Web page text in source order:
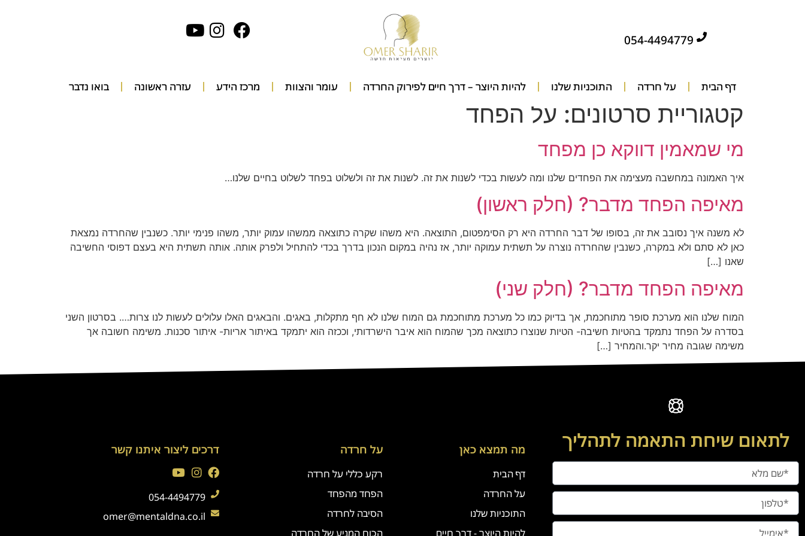
054-4494779
דף הבית על חרדה התוכניות שלנו להיות היוצר – דרך חיים לפירוק החרדה עומר והצוות מרכז הידע עזרה ראשונה בואו נדבר
קטגוריית סרטונים: על הפחד
מי שמאמין דווקא כן מפחד
איך האמונה במחשבה מעצימה את הפחדים שלנו ומה לעשות בכדי לשנות את זה. לשנות את זה ולשלוט בפחד לשלוט בחיים שלנו…
מאיפה הפחד מדבר? (חלק ראשון)
לא משנה איך נסובב את זה, בסופו של דבר החרדה היא רק הסימפטום, התוצאה. היא משהו שקרה כתוצאה ממשהו עמוק יותר, משהו פנימי יותר. כשנבין שהחרדה נמצאת
כאן לא סתם ולא במקרה, כשנבין שהחרדה נוצרה על תשתית עמוקה יותר, אז נהיה במקום הנכון בדרך בכדי להתחיל ולפרק אותה. אותה תשתית היא בעצם דפוסי החשיבה
שאנו […]
מאיפה הפחד מדבר? (חלק שני)
המוח שלנו הוא מערכת סופר מתוחכמת, אך בדיוק כמו כל מערכת מתוחכמת גם המוח שלנו לא חף מתקלות, באגים. והבאגים האלו עלולים לעשות לנו צרות…. בסרטון השני
בסדרה על הפחד נתמקד בהטיות חשיבה- הטיות שנוצרו כתוצאה מכך שהמוח הוא איבר הישרדותי, וככזה הוא יתמקד באיתור אריות- איתור סכנות. משימה חשובה אך
משימה שגובה מחיר יקר.והמחיר […]
לתאום שיחת התאמה לתהליך מה תמצא כאן
דף הבית
על החרדה
התוכניות שלנו
להיות היוצר - דרך חיים
על חרדה
רקע כללי על חרדה
הפחד מהפחד
הסיבה לחרדה
הכוח המניע של החרדה
דרכים ליצור איתנו קשר
054-4494779
omer@mentaldna.co.il